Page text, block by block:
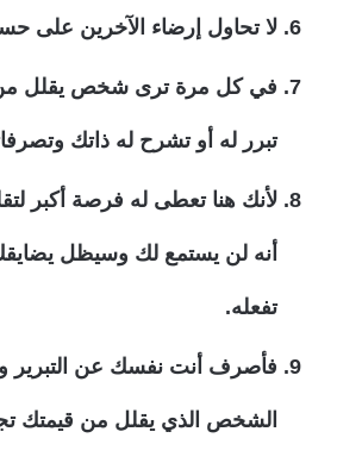
لا تحاول إرضاء الآخرين على
في كل مرة ترى شخص يقلل من
تبرر له أو تشرح له ذاتك
لأنك هنا تعطى له فرصة أكبر
أنه لن يستمع لك وسيظل
تفعله.
فأصرف أنت نفسك عن التبرير
الشخص الذي يقلل من قيمتك